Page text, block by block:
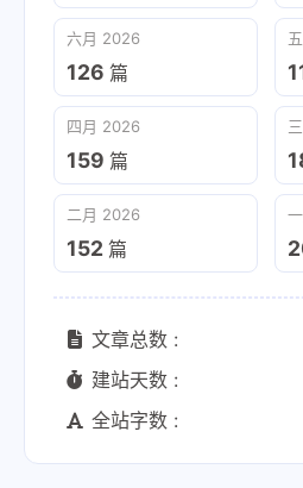
六月 2026
126 篇
四月 2026
159 篇
二月 2026
152 篇
文章总数 :
建站天数 :
全站字数 :